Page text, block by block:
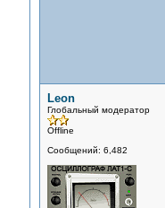
Leon
Глобальный модератор
Offline
Сообщений: 6,482